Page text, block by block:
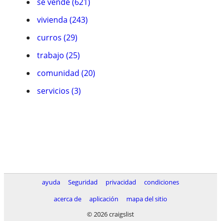
vivienda (243)
curros (29)
trabajo (25)
comunidad (20)
servicios (3)
ayuda Seguridad privacidad
condiciones
acerca de
aplicación
mapa del sitio
© 2026 craigslist